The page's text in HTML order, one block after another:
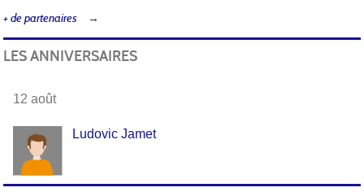
+ de partenaires
LES ANNIVERSAIRES
12 août
Ludovic Jamet